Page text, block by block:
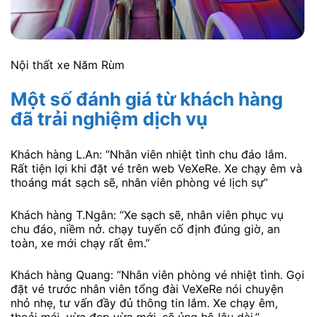
Nội thất xe Năm Rùm
Một số đánh giá từ khách hàng
đã trải nghiệm dịch vụ
Khách hàng L.An: “Nhân viên nhiệt tình chu đáo lắm.
Rất tiện lợi khi đặt vé trên web VeXeRe. Xe chạy êm và
thoáng mát sạch sẽ, nhân viên phòng vé lịch sự”
Khách hàng T.Ngân: “Xe sạch sẽ, nhân viên phục vụ
chu đáo, niềm nở. chạy tuyến cố định đúng giờ, an
toàn, xe mới chạy rất êm.”
Khách hàng Quang: “Nhân viên phòng vé nhiệt tình. Gọi
đặt vé trước nhân viên tổng đài VeXeRe nói chuyện
nhỏ nhẹ, tư vấn đầy đủ thông tin lắm. Xe chạy êm,